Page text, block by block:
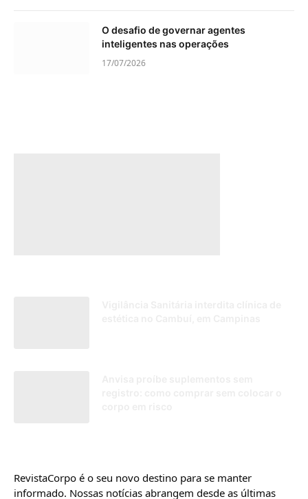
O desafio de governar agentes
inteligentes nas operações
17/07/2026
RevistaCorpo é o seu novo destino para se manter
informado. Nossas notícias abrangem desde as últimas